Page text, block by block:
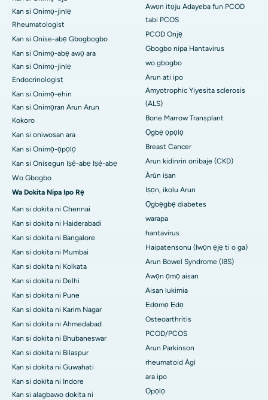
Kan si Onimọ-jinlẹ
Rheumatologist
Kan si Onise-abẹ Gbogbogbo
Kan si Onimọ-abẹ awọ ara
Kan si Onimọ-jinlẹ
Endocrinologist
Kan si Onimọ-ehin
Kan si Onimọran Arun Arun
Kokoro
Kan si oniwosan ara
Kan si Onimọ-ọpọlọ
Kan si Onisegun Iṣẹ́-abẹ Iṣẹ́-abẹ
Wo Gbogbo
Wa Dokita Nipa Ipo Rẹ
Kan si dokita ni Chennai
Kan si dokita ni Haiderabadi
Kan si dokita ni Bangalore
Kan si dokita ni Mumbai
Kan si dokita ni Kolkata
Kan si dokita ni Delhi
Kan si dokita ni Pune
Kan si dokita ni Karim Nagar
Kan si dokita ni Ahmedabad
Kan si dokita ni Bhubaneswar
Kan si dokita ni Bilaspur
Kan si dokita ni Guwahati
Kan si dokita ni Indore
Kan si alagbawo dokita ni
Awọn itọju Adayeba fun PCOD
tabi PCOS
PCOD Onjẹ
Gbogbo nipa Hantavirus
wo gbogbo
Arun ati ipo
Amyotrophic Yiyesita sclerosis
(ALS)
Bone Marrow Transplant
Ọgbẹ ọpọlọ
Breast Cancer
Arun kidinrin onibaje (CKD)
Àrùn iṣan
Iṣọn, ikolu Arun
Ọgbẹgbẹ diabetes
warapa
hantavirus
Haipatensonu (Iwọn ẹjẹ ti o ga)
Arun Bowel Syndrome (IBS)
Awọn ọmọ aisan
Aisan lukimia
Ẹdọmọ Ẹdọ
Osteoarthritis
PCOD/PCOS
Arun Parkinson
rheumatoid Àgì
ara ipo
Ọpọlọ